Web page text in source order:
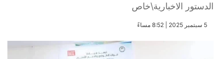
الدستور الاخبارية\خاص
​5 سبتمبر 2025 | 8:52 مساءً